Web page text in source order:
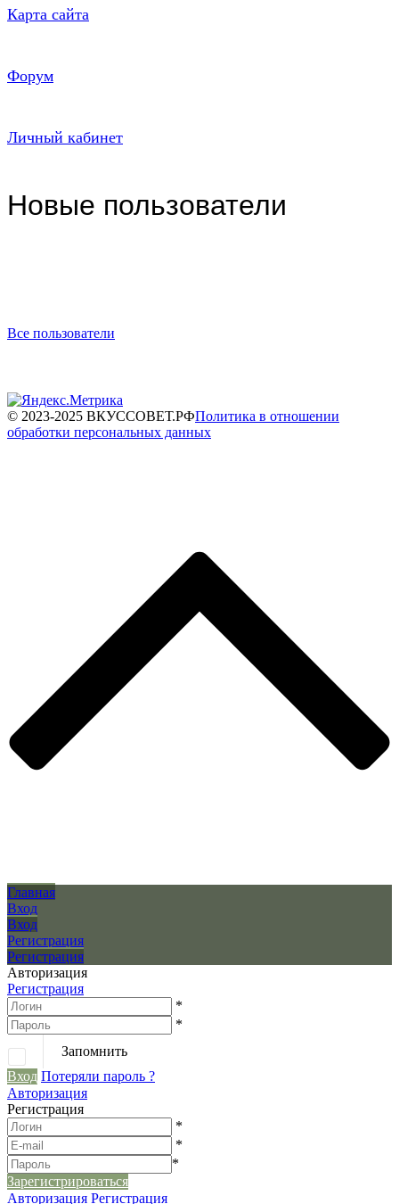
Карта сайта
Форум
Личный кабинет
Новые пользователи
Все пользователи
© 2023-2025 ВКУССОВЕТ.РФПолитика в отношении
обработки персональных данных
Главная
Вход
Вход
Регистрация
Регистрация
Авторизация
Регистрация
*
*
Запомнить
Вход Потеряли пароль ?
Авторизация
Регистрация
*
*
*
Зарегистрироваться
Авторизация Регистрация